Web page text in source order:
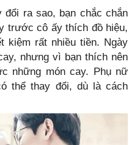
ra sao, bạn chắc chắn
trước cô ấy thích đồ hiệu,
kiệm rất nhiều tiền. Ngày
nhưng vì bạn thích nên
những món cay. Phụ nữ
thể thay đổi, dù là cách